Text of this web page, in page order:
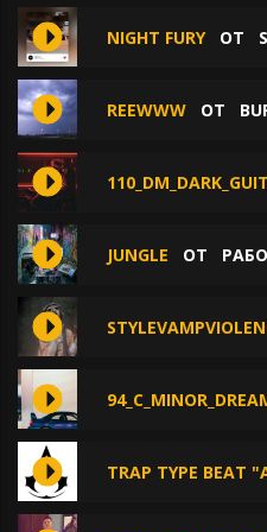
NIGHT FURY ОТ
REEWWW ОТ
JUNGLE ОТ
TRAP TYPE BEAT